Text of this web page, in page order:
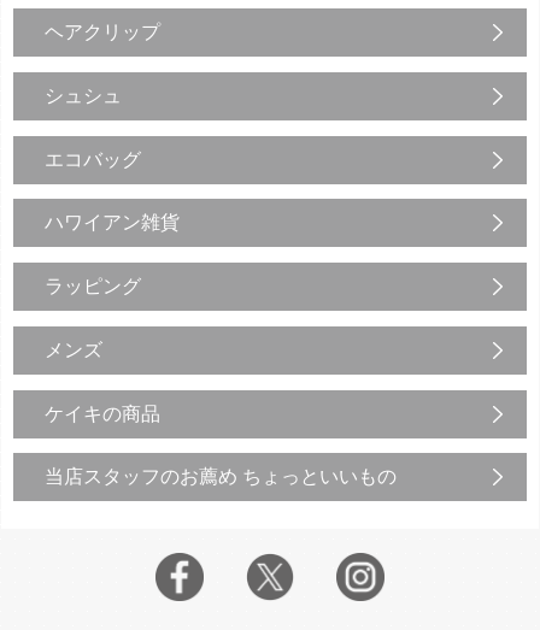
ヘアクリップ
シュシュ
エコバッグ
ハワイアン雑貨
ラッピング
メンズ
ケイキの商品
当店スタッフのお薦め ちょっといいもの